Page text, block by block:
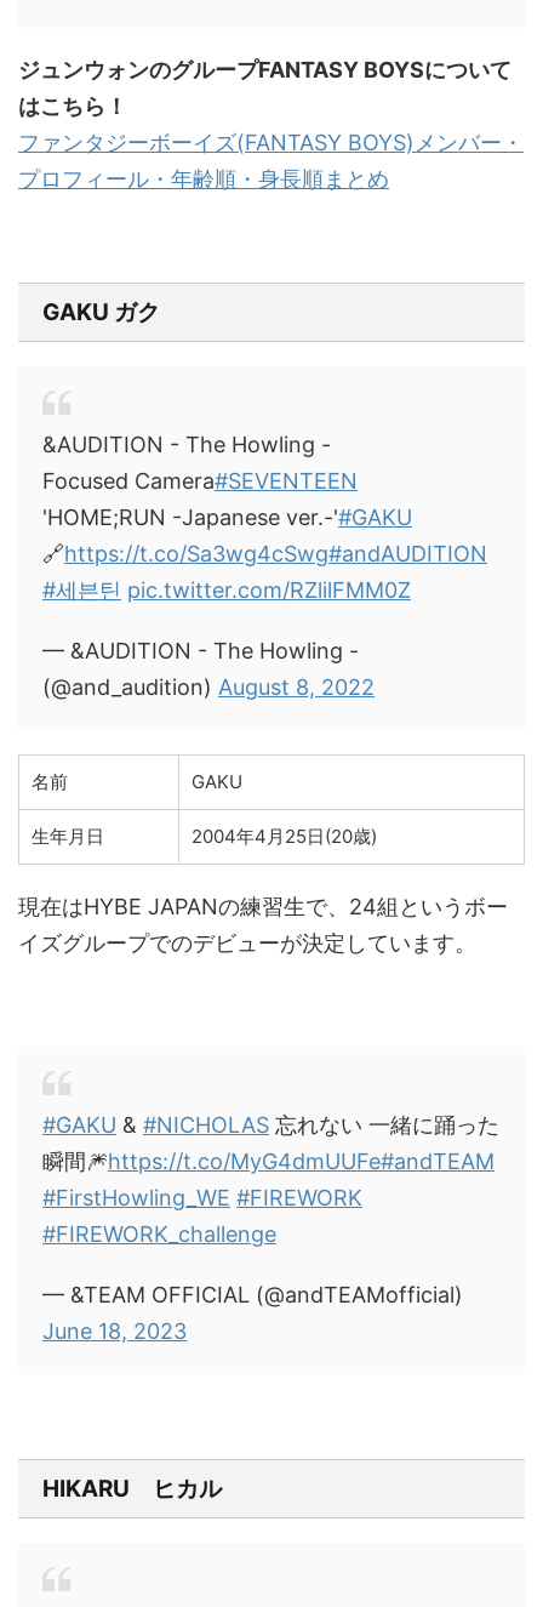
ジュンウォンのグループFANTASY BOYSについて
はこちら！
ファンタジーボーイズ(FANTASY BOYS)メンバー・
プロフィール・年齢順・身長順まとめ
GAKU ガク
&AUDITION - The Howling -
Focused Camera#SEVENTEEN
'HOME;RUN -Japanese ver.-'#GAKU
🔗https://t.co/Sa3wg4cSwg#andAUDITION
#세븐틴 pic.twitter.com/RZlilFMM0Z
— &AUDITION - The Howling -
(@and_audition) August 8, 2022
名前 GAKU
生年月日 2004年4月25日(20歳)
現在はHYBE JAPANの練習生で、24組というボー
イズグループでのデビューが決定しています。
#GAKU & #NICHOLAS 忘れない 一緒に踊った
瞬間🎆https://t.co/MyG4dmUUFe#andTEAM
#FirstHowling_WE #FIREWORK
#FIREWORK_challenge
— &TEAM OFFICIAL (@andTEAMofficial)
June 18, 2023
HIKARU ヒカル